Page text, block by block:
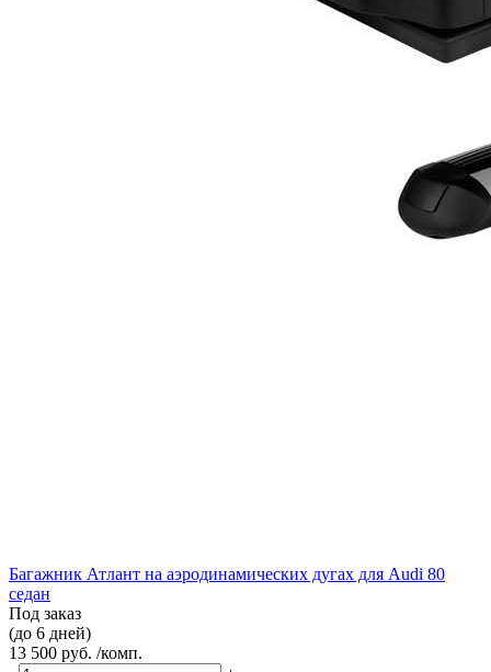
Багажник Атлант на аэродинамических дугах для Audi 80
седан
Под заказ
(до 6 дней)
13 500 руб. /комп.